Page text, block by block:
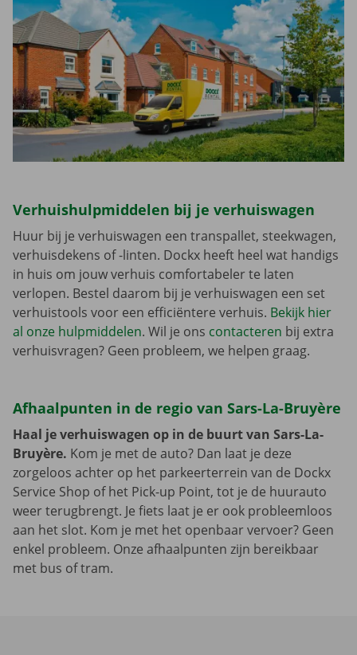
Verhuishulpmiddelen bij je verhuiswagen
Huur bij je verhuiswagen een transpallet, steekwagen,
verhuisdekens of -linten. Dockx heeft heel wat handigs
in huis om jouw verhuis comfortabeler te laten
verlopen. Bestel daarom bij je verhuiswagen een set
verhuistools voor een efficiëntere verhuis. Bekijk hier
al onze hulpmiddelen. Wil je ons contacteren bij extra
verhuisvragen? Geen probleem, we helpen graag.
Afhaalpunten in de regio van Sars-La-Bruyère
Haal je verhuiswagen op in de buurt van Sars-La-
Bruyère. Kom je met de auto? Dan laat je deze
zorgeloos achter op het parkeerterrein van de Dockx
Service Shop of het Pick-up Point, tot je de huurauto
weer terugbrengt. Je fiets laat je er ook probleemloos
aan het slot. Kom je met het openbaar vervoer? Geen
enkel probleem. Onze afhaalpunten zijn bereikbaar
met bus of tram.